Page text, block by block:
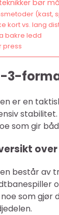
bør
(kast,
kort vs. lang
bakre ledd
press
3-
er en
som gir
består av
som